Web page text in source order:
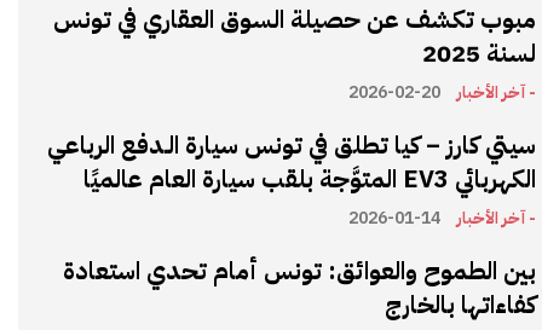
مبوب تكشف عن حصيلة السوق العقاري في تونس
لسنة 2025
- آخر الأخبار 2026-02-20
سيتي كارز – كيا تطلق في تونس سيارة الـدفع الرباعي
الكهربائي EV3 المتوَّجة بلقب سيارة العام عالميًا
- آخر الأخبار 2026-01-14
بين الطموح والعوائق: تونس أمام تحدي استعادة
كفاءاتها بالخارج